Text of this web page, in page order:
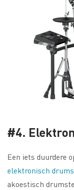
#4.
Een iets duurdere
elektronisch
akoestisch